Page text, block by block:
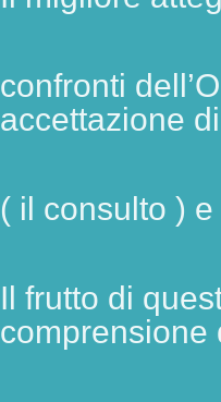
confronti
accettazione
( il consulto ) e
Il frutto di
comprensione